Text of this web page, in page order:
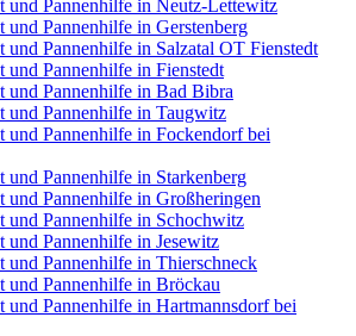
und Pannenhilfe in Neutz-Lettewitz
und Pannenhilfe in Gerstenberg
und Pannenhilfe in Salzatal OT Fienstedt
und Pannenhilfe in Fienstedt
und Pannenhilfe in Bad Bibra
und Pannenhilfe in Taugwitz
und Pannenhilfe in Fockendorf bei
und Pannenhilfe in Starkenberg
und Pannenhilfe in Großheringen
und Pannenhilfe in Schochwitz
und Pannenhilfe in Jesewitz
und Pannenhilfe in Thierschneck
und Pannenhilfe in Bröckau
und Pannenhilfe in Hartmannsdorf bei